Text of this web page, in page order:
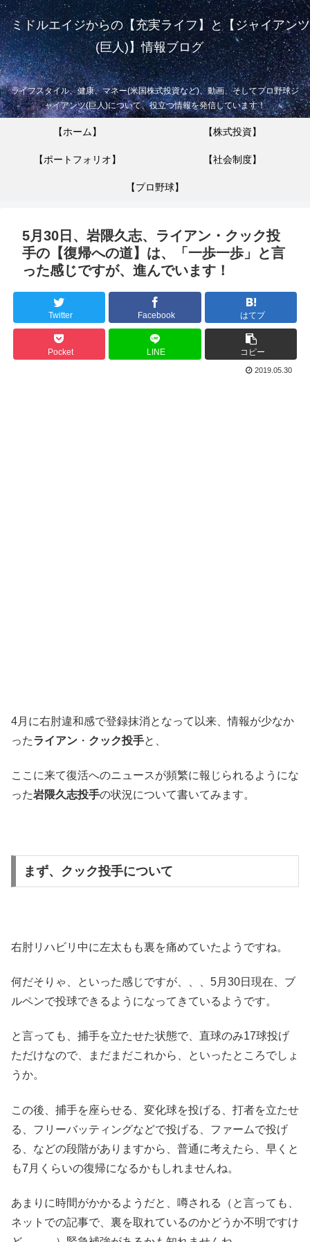
ミドルエイジからの【充実ライフ】と【ジャイアンツ
(巨人)】情報ブログ
ライフスタイル、健康、マネー(米国株式投資など)、動画、そしてプロ野球ジ
ャイアンツ(巨人)について、役立つ情報を発信しています！
【ホーム】 【株式投資】
【ポートフォリオ】 【社会制度】
【プロ野球】
5月30日、岩隈久志、ライアン・クック投
手の【復帰への道】は、「一歩一歩」と言
った感じですが、進んでいます！
Twitter Facebook はてブ
Pocket LINE コピー
2019.05.30
4月に右肘違和感で登録抹消となって以来、情報が少なか
ったライアン ・ クック投手と、
ここに来て復活へのニュースが頻繁に報じられるようにな
った岩隈久志投手の状況について書いてみます。
まず、クック投手について
右肘リハビリ中に左太もも裏を痛めていたようですね。
何だそりゃ、といった感じですが、、、5月30日現在、ブ
ルペンで投球できるようになってきているようです。
と言っても、捕手を立たせた状態で、直球のみ17球投げ
ただけなので、まだまだこれから、といったところでしょ
うか。
この後、捕手を座らせる、変化球を投げる、打者を立たせ
る、フリーバッティングなどで投げる、ファームで投げ
る、などの段階がありますから、普通に考えたら、早くと
も7月くらいの復帰になるかもしれませんね。
あまりに時間がかかるようだと、噂される（と言っても、
ネットでの記事で、裏を取れているのかどうか不明ですけ